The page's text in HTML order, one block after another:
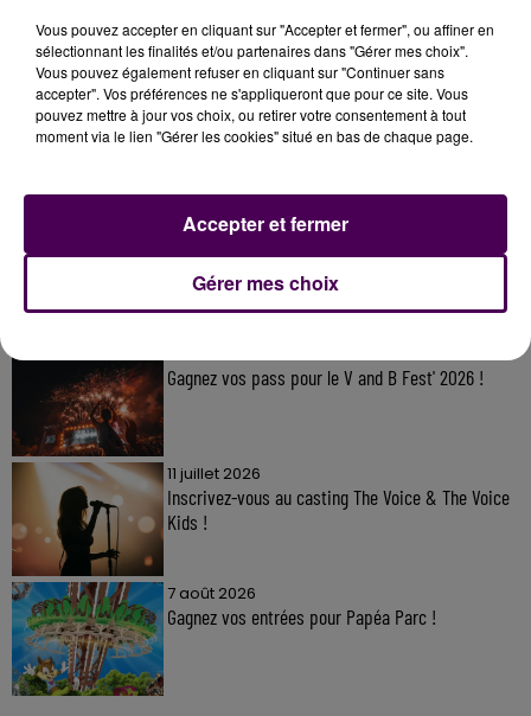
Gagnez vos pass pour le V and B Fest' 2026 !
11 juillet 2026
Inscrivez-vous au casting The Voice & The Voice
Kids !
7 août 2026
Gagnez vos entrées pour Papéa Parc !
Vous pouvez accepter en cliquant sur "Accepter et fermer", ou affiner en
sélectionnant les finalités et/ou partenaires dans "Gérer mes choix".
Vous pouvez également refuser en cliquant sur "Continuer sans
accepter". Vos préférences ne s'appliqueront que pour ce site. Vous
pouvez mettre à jour vos choix, ou retirer votre consentement à tout
moment via le lien "Gérer les cookies" situé en bas de chaque page.
Gérer mes choix
Accepter et fermer